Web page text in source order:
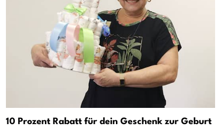
10 Prozent Rabatt für dein Geschenk zur Geburt